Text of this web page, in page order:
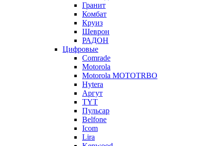
Гранит
Комбат
Круиз
Шеврон
РАДОН
Цифровые
Comrade
Motorola
Motorola MOTOTRBO
Hytera
Аргут
TYT
Пульсар
Belfone
Icom
Lira